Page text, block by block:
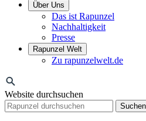
Über Uns
Das ist Rapunzel
Nachhaltigkeit
Presse
Rapunzel Welt
Zu rapunzelwelt.de
Website durchsuchen
Suchen